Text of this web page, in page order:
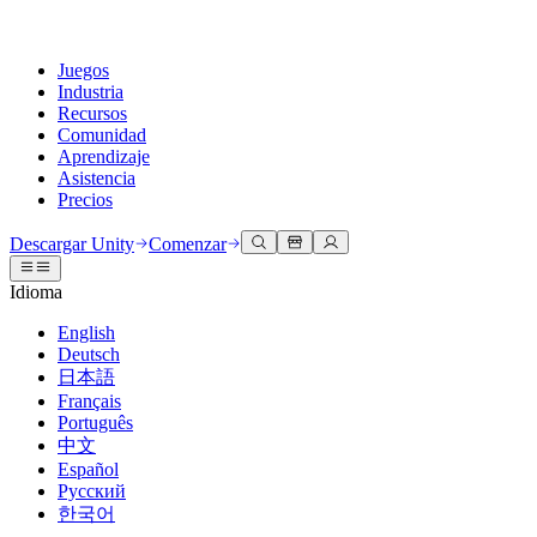
Juegos
Industria
Recursos
Comunidad
Aprendizaje
Asistencia
Precios
Motor de Unity
Crea juegos 2D y 3D para cualquier plataforma
Colaboración
Colabora e itera rápidamente con tu equipo
Descargar Unity
Planes y precios
Implementar
Multiplataforma
Colaboración 3D
Construye y revisa proyectos 3D en tiempo real
Capacitación envolvente
Capacitación en entornos envolventes
Experiencias del cliente
Crea experiencias interactivas en 3D
Industrias
Fabricación
Documentación
Herramientas para desarrolladores
Versiones de lanzamiento y rastreador de problemas
Hoja de ruta
Revisar características próximas
Glosario
Discusiones
Eventos
Eventos globales y locales
Historias de la comunidad
Hecho con Unity
Presentando a los creadores de Unity
Unity Learn
Domina las habilidades de Unity de forma gratuita
Capacitación profesional
Mejora tu equipo con entrenadores de Unity
¿No tienes experiencia con Unity?
Primeros pasos
Pon en marcha tu aprendizaje
Rutas esenciales de Unity
Obtener ayuda
Ayudándote a tener éxito con Unity
Planes de éxito
Alcanza tus metas más rápido con soporte experto
PREGUNTAS FRECUENTES
Respuestas a preguntas comunes
Contáctanos
Conéctate con nuestro equipo
Descargar Unity Comenzar
Idioma
English
Deutsch
日本語
Français
Português
中文
Español
Русский
한국어